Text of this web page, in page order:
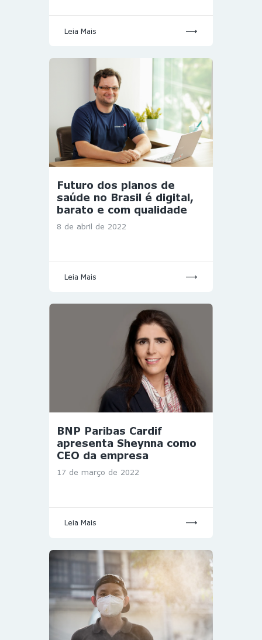
Leia Mais
Futuro dos planos de
saúde no Brasil é digital,
barato e com qualidade
8 de abril de 2022
Leia Mais
BNP Paribas Cardif
apresenta Sheynna como
CEO da empresa
17 de março de 2022
Leia Mais